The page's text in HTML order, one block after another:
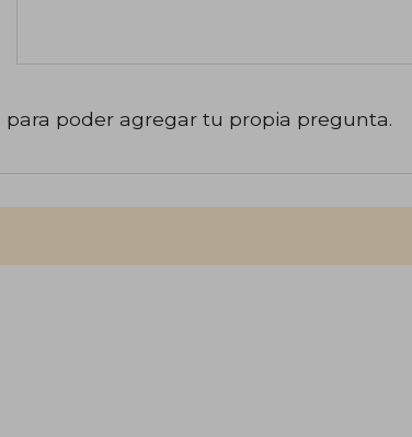
para poder agregar tu propia pregunta.